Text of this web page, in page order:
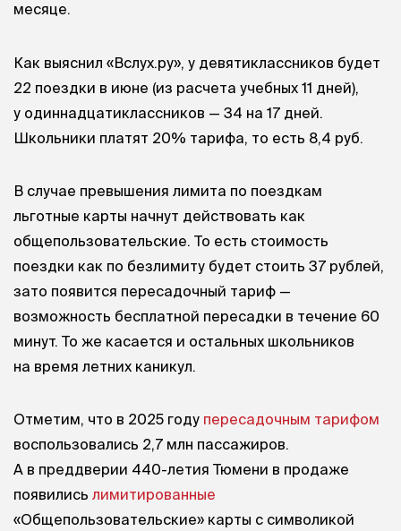
месяце.
Как выяснил «Вслух.ру», у девятиклассников будет
22 поездки в июне (из расчета учебных 11 дней),
у одиннадцатиклассников — 34 на 17 дней.
Школьники платят 20% тарифа, то есть 8,4 руб.
В случае превышения лимита по поездкам
льготные карты начнут действовать как
общепользовательские. То есть стоимость
поездки как по безлимиту будет стоить 37 рублей,
зато появится пересадочный тариф —
возможность бесплатной пересадки в течение 60
минут. То же касается и остальных школьников
на время летних каникул.
Отметим, что в 2025 году пересадочным тарифом
воспользовались 2,7 млн пассажиров.
А в преддверии 440-летия Тюмени в продаже
появились лимитированные
«Общепользовательские» карты с символикой